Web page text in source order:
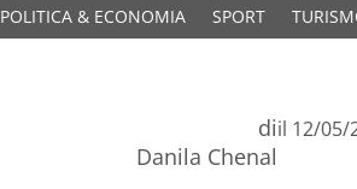
POLITICA & ECONOMIA SPORT
di
Danila Chenal
il 12/05/